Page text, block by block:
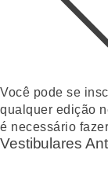
Você pode se
qualquer edição
é necessário
Vestibulares